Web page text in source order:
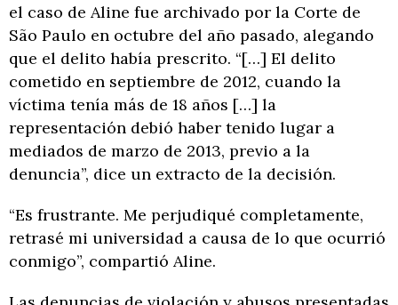
el caso de Aline fue archivado por la Corte de
São Paulo en octubre del año pasado, alegando
que el delito había prescrito. “[…] El delito
cometido en septiembre de 2012, cuando la
víctima tenía más de 18 años […] la
representación debió haber tenido lugar a
mediados de marzo de 2013, previo a la
denuncia”, dice un extracto de la decisión.
“Es frustrante. Me perjudiqué completamente,
retrasé mi universidad a causa de lo que ocurrió
conmigo”, compartió Aline.